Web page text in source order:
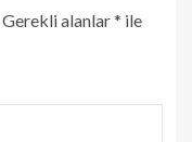
Gerekli alanlar* ile